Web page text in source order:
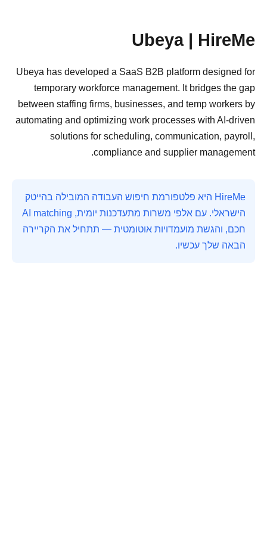
Ubeya | HireMe
Ubeya has developed a SaaS B2B platform designed for
temporary workforce management. It bridges the gap
between staffing firms, businesses, and temp workers by
automating and optimizing work processes with AI-driven
solutions for scheduling, communication, payroll,
compliance and supplier management.
HireMe היא פלטפורמת חיפוש העבודה המובילה בהייטק
הישראלי. עם אלפי משרות מתעדכנות יומית, AI matching
חכם, והגשת מועמדויות אוטומטית — תתחיל את הקריירה
הבאה שלך עכשיו.